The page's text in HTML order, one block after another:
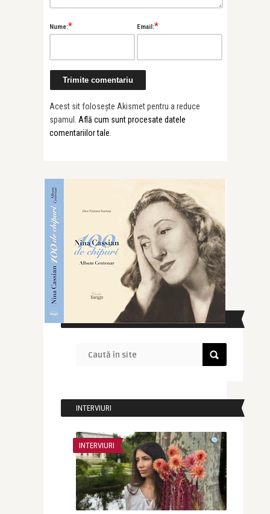
Nume:* Email:*
Acest sit folosește Akismet pentru a reduce
spamul. Află cum sunt procesate datele
comentariilor tale
CAUTĂ ÎN SITE
INTERVIURI
INTERVIURI